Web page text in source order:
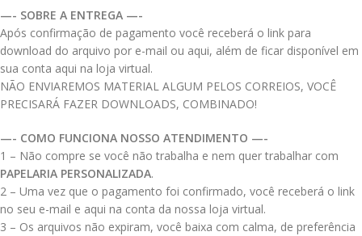
—- SOBRE A ENTREGA —-
Após confirmação de pagamento você receberá o link para
download do arquivo por e-mail ou aqui, além de ficar disponível em
sua conta aqui na loja virtual.
NÃO ENVIAREMOS MATERIAL ALGUM PELOS CORREIOS, VOCÊ
PRECISARÁ FAZER DOWNLOADS, COMBINADO!
—- COMO FUNCIONA NOSSO ATENDIMENTO —-
1 – Não compre se você não trabalha e nem quer trabalhar com
PAPELARIA PERSONALIZADA.
2 – Uma vez que o pagamento foi confirmado, você receberá o link
no seu e-mail e aqui na conta da nossa loja virtual.
3 – Os arquivos não expiram, você baixa com calma, de preferência